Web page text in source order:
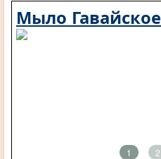
Мыло Гавайское
1 2